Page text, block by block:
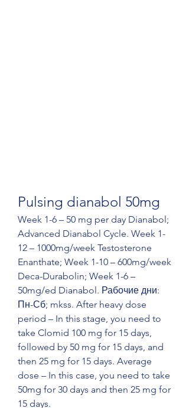
Pulsing dianabol 50mg
Week 1-6 – 50 mg per day Dianabol;
Advanced Dianabol Cycle. Week 1-
12 – 1000mg/week Testosterone
Enanthate; Week 1-10 – 600mg/week
Deca-Durabolin; Week 1-6 –
50mg/ed Dianabol. Рабочие дни:
Пн-Сб; mkss. After heavy dose
period – In this stage, you need to
take Clomid 100 mg for 15 days,
followed by 50 mg for 15 days, and
then 25 mg for 15 days. Average
dose – In this case, you need to take
50mg for 30 days and then 25 mg for
15 days.